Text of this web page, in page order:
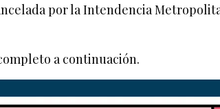
por la Intendencia
a continuación.